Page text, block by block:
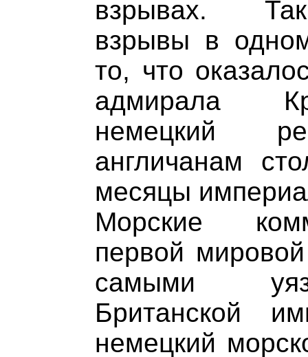
взрывах.
взрывы в
то, что
адмирала
немецкий
англичанам
месяцы
Морские
первой
самыми
Британской
немецкий